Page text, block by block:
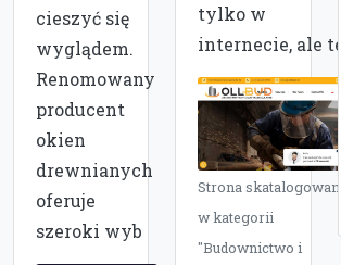
cieszyć się
wyglądem.
Renomowany
producent
okien
drewnianych
oferuje
szeroki wyb
tylko w
internecie, ale te
Strona skatalogowana
w kategorii
"Budownictwo i